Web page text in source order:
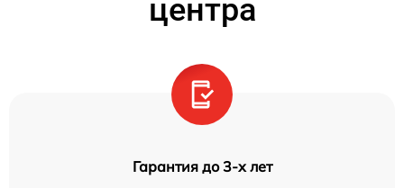
центра
Гарантия до 3-х лет